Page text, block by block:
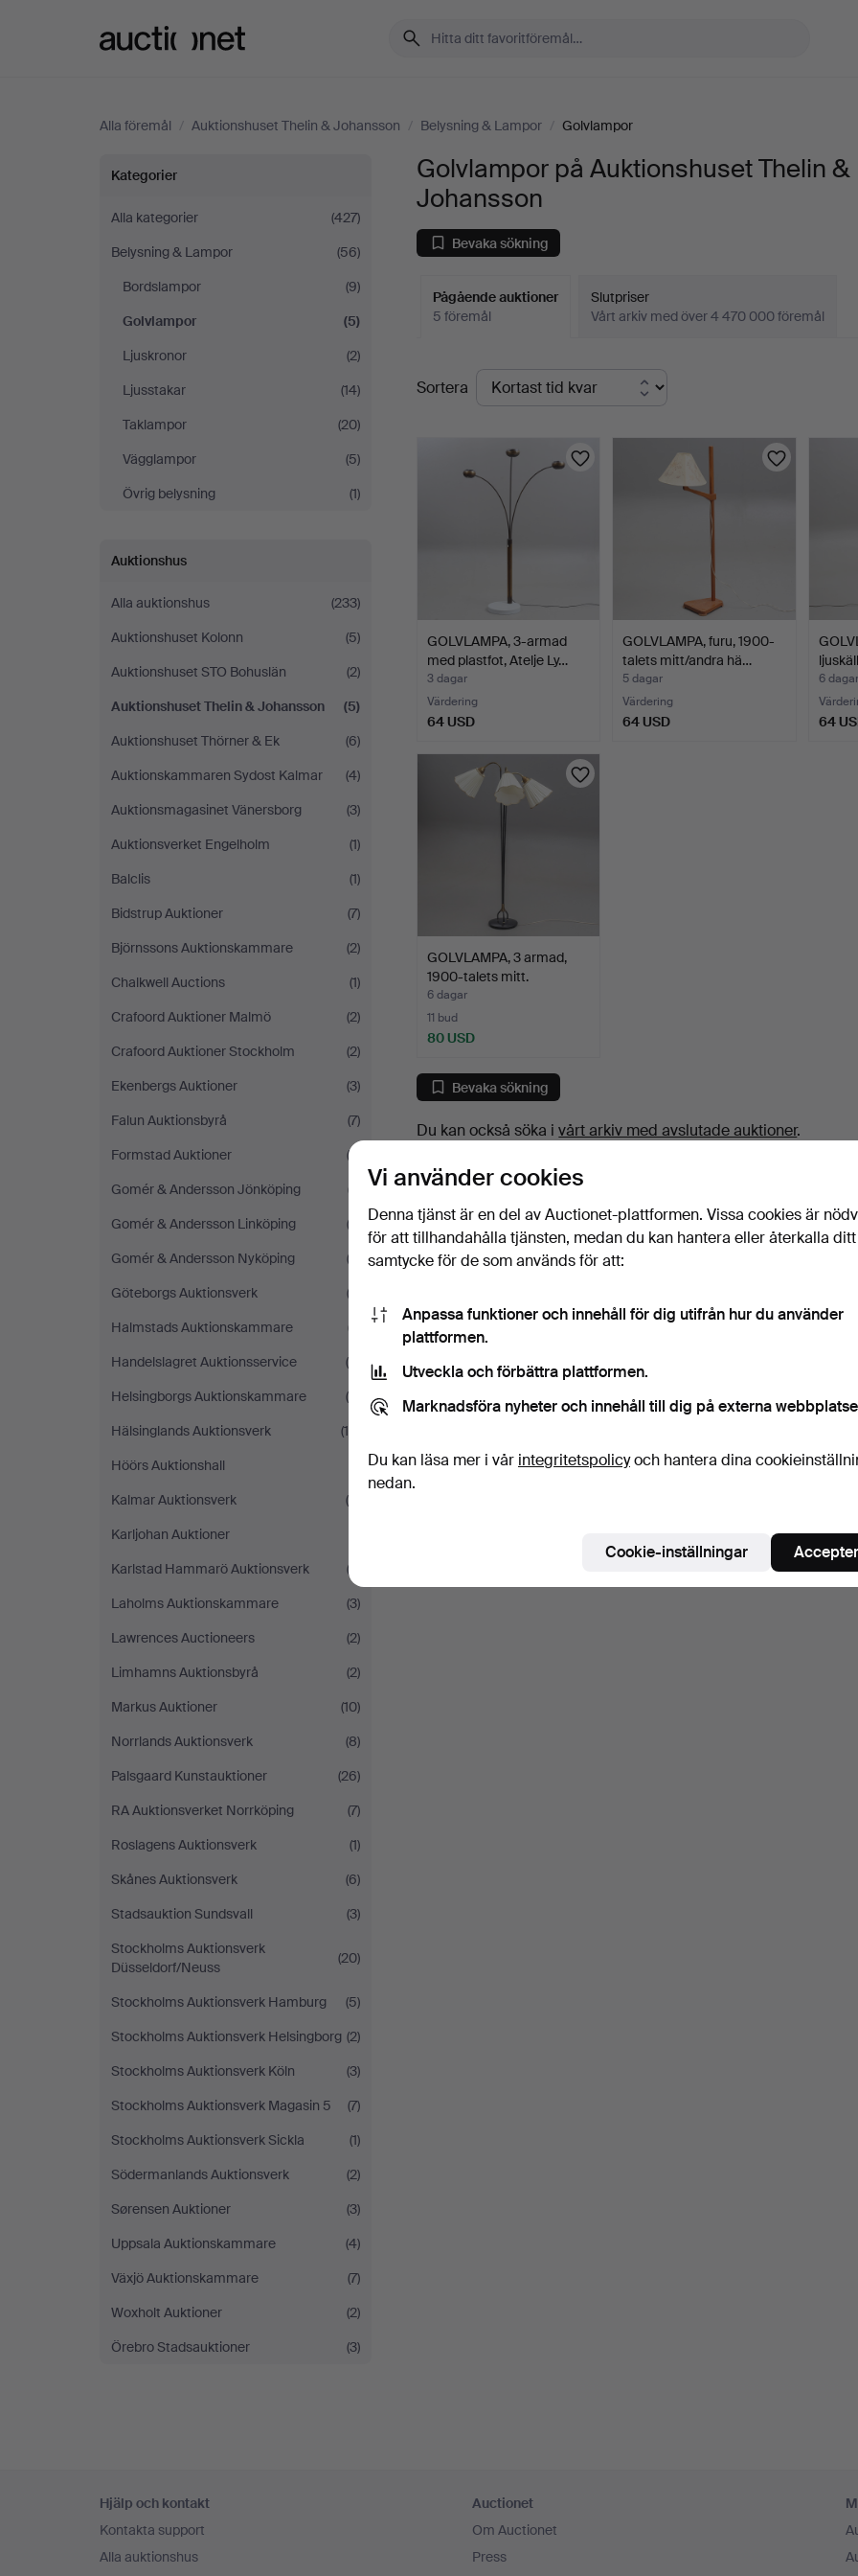
Alla föremål / Auktionshuset Thelin & Johansson / Belysning & Lampor / Golvlampor
Golvlampor
på
Auktionshuset
Thelin
Johansson
Kategorier
Alla kategorier
(427)
Belysning & Lampor
(56)
Bordslampor
(9)
Golvlampor
(5)
Ljuskronor
(2)
Ljusstakar
(14)
Taklampor
(20)
Vägglampor
(5)
Övrig belysning
(1)
Auktionshus
Alla auktionshus
(233)
Auktionshuset Kolonn
(5)
Auktionshuset STO Bohuslän
(2)
Auktionshuset Thelin & Johansson
(5)
Auktionshuset Thörner & Ek
(6)
Auktionskammaren Sydost Kalmar
(4)
Auktionsmagasinet Vänersborg
(3)
Auktionsverket Engelholm
(1)
Balclis
(1)
Bidstrup Auktioner
(7)
Björnssons Auktionskammare
(2)
Chalkwell Auctions
(1)
Crafoord Auktioner Malmö
(2)
Crafoord Auktioner Stockholm
(2)
Ekenbergs Auktioner
(3)
Falun Auktionsbyrå
(7)
Formstad Auktioner
(3)
Gomér & Andersson Jönköping
(7)
Gomér & Andersson Linköping
(3)
Gomér & Andersson Nyköping
(3)
Göteborgs Auktionsverk
(2)
Halmstads Auktionskammare
(7)
Handelslagret Auktionsservice
(4)
Helsingborgs Auktionskammare
(8)
Hälsinglands Auktionsverk
(10)
Höörs Auktionshall
Kalmar Auktionsverk
(4)
Karljohan Auktioner
Karlstad Hammarö Auktionsverk
(2)
Laholms Auktionskammare
(3)
Lawrences Auctioneers
(2)
Limhamns Auktionsbyrå
(2)
Markus Auktioner
(10)
Norrlands Auktionsverk
(8)
Palsgaard Kunstauktioner
(26)
RA Auktionsverket Norrköping
(7)
Roslagens Auktionsverk
(1)
Skånes Auktionsverk
(6)
Stadsauktion Sundsvall
(3)
Stockholms Auktionsverk
Düsseldorf/Neuss
(20)
Stockholms Auktionsverk Hamburg
(5)
Stockholms Auktionsverk Helsingborg (2)
Stockholms Auktionsverk Köln
(3)
Stockholms Auktionsverk Magasin 5
(7)
Stockholms Auktionsverk Sickla
(1)
Södermanlands Auktionsverk
(2)
Sørensen Auktioner
(3)
Uppsala Auktionskammare
(4)
Växjö Auktionskammare
(7)
Woxholt Auktioner
(2)
Örebro Stadsauktioner
(3)
Golvlampor på Auktionshuset Thelin &
Johansson
Bevaka sökning
Pågående auktioner
5 föremål
Slutpriser
Vårt arkiv med över 4 470 000 föremål
Pågående
auktioner
Sortera
GOLVLAMPA, 3-armad
med plastfot, Atelje Ly…
3 dagar
Värdering
64 USD
GOLVLAMPA, furu, 1900-
talets mitt/andra hä…
5 dagar
Värdering
64 USD
6 dagar
64
GOLVLAMPA, 3 armad,
1900-talets mitt.
6 dagar
11 bud
80 USD
Bevaka sökning
Du kan också söka ivårt arkiv med avslutade auktioner.
Hjälp och kontakt
Kontakta support
Alla auktionshus
Auctionet
Om Auctionet
Press
Vi använder cookies
Denna tjänst är en del av Auctionet-plattformen. Vissa cookies är
för att tillhandahålla tjänsten, medan du kan hantera eller återkalla ditt
samtycke för de som används för att:
Anpassa funktioner och innehåll för dig utifrån hur du använder
plattformen.
Utveckla och förbättra plattformen.
Marknadsföra nyheter och innehåll till dig på externa
Du kan läsa mer i vår integritetspolicyoch hantera dina
nedan.
Cookie-inställningar